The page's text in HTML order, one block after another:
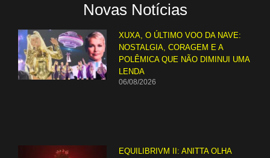
Novas Notícias
XUXA, O ÚLTIMO VOO DA NAVE:
NOSTALGIA, CORAGEM E A
POLÊMICA QUE NÃO DIMINUI UMA
LENDA
06/08/2026
EQUILIBRIVM II: ANITTA OLHA